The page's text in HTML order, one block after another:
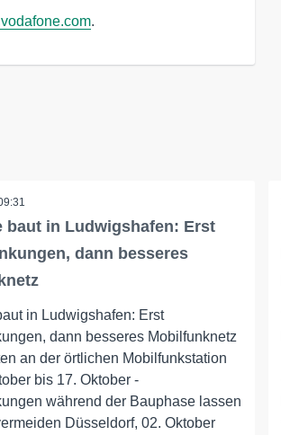
.
baut in Ludwigshafen: Erst
dann besseres
in Ludwigshafen: Erst
dann besseres Mobilfunknetz
an der örtlichen Mobilfunkstation
bis 17. Oktober -
während der Bauphase lassen
Düsseldorf, 02. Oktober